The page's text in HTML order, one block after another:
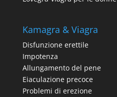
Kamagra & Viagra
Disfunzione erettile
Impotenza
Allungamento del pene
Eiaculazione precoce
Problemi di erezione